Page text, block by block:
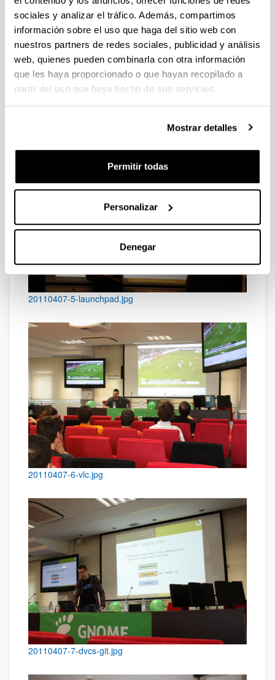
sociales y analizar el tráfico. Además, compartimos
información sobre el uso que haga del sitio web con
nuestros partners de redes sociales, publicidad y análisis
web, quienes pueden combinarla con otra información
que les haya proporcionado o que hayan recopilado a
partir del uso que haya hecho de sus servicios.
Mostrar detalles
Permitir todas
Personalizar
Denegar
20110407-5-launchpad.jpg
20110407-6-vlc.jpg
20110407-7-dvcs-git.jpg